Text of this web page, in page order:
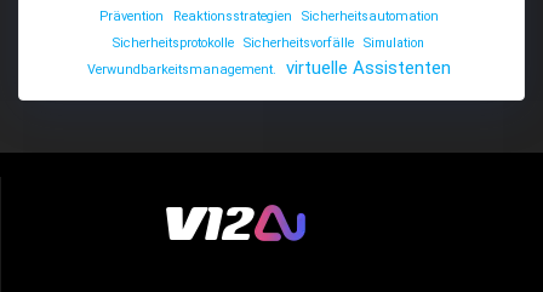
Prävention
Reaktionsstrategien
Sicherheitsautomation
Sicherheitsprotokolle
Sicherheitsvorfälle
Simulation
Verwundbarkeitsmanagement.
virtuelle Assistenten